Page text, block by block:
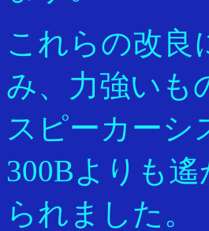
これらの改良
み、力強いも
スピーカーシ
300Bよりも
られました。